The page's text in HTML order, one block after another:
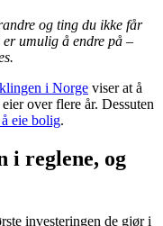
og ting du ikke får
umulig å endre på –
i Norge viser at å
over flere år. Dessuten
eie bolig.
i reglene, og
investeringen de gjør i